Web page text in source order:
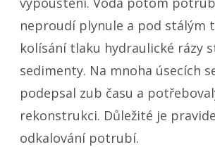
neproudí plynule a pod stálým
kolísání tlaku hydraulické rázy
sedimenty. Na mnoha úsecích
podepsal zub času a
rekonstrukci. Důležité je
odkalování potrubí.